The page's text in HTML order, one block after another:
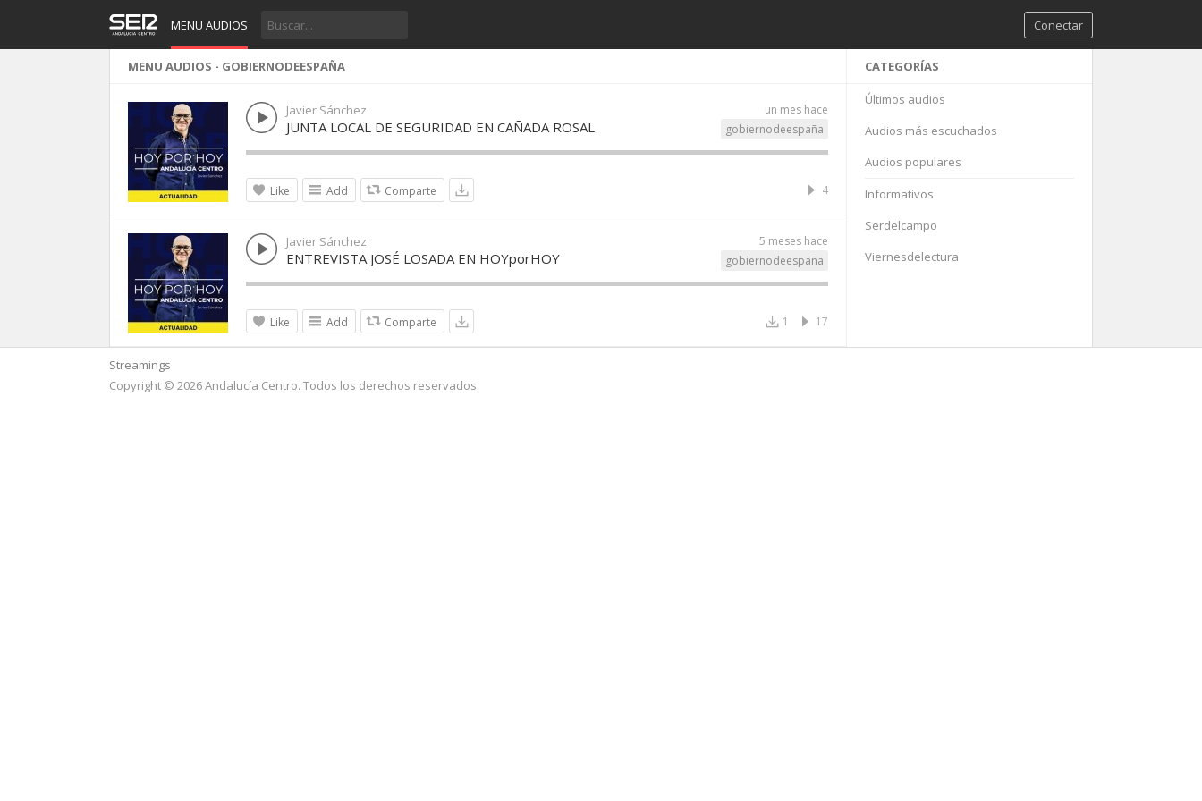
MENU AUDIOS Conectar
MENU AUDIOS - GOBIERNODEESPAÑA
un mes hace
Javier Sánchez
gobiernodeespaña
JUNTA LOCAL DE SEGURIDAD EN CAÑADA ROSAL
Like Add Comparte 4
5 meses hace
Javier Sánchez
gobiernodeespaña
ENTREVISTA JOSÉ LOSADA EN HOYporHOY
Like Add Comparte 17
1
CATEGORÍAS
Últimos audios
Audios más escuchados
Audios populares
Informativos
Serdelcampo
Viernesdelectura
Streamings
Copyright © 2026 Andalucía Centro. Todos los derechos reservados.